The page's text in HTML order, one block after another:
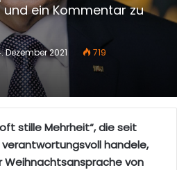
ein Kommentar zu
Dezember 2021
719
stille Mehrheit“, die seit
handele,
von